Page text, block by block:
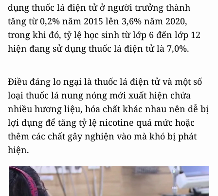
dụng thuốc lá điện tử ở người trưởng thành
tăng từ 0,2% năm 2015 lên 3,6% năm 2020,
trong khi đó, tỷ lệ học sinh từ lớp 6 đến lớp 12
hiện đang sử dụng thuốc lá điện tử là 7,0%.
Điều đáng lo ngại là thuốc lá điện tử và một số
loại thuốc lá nung nóng mới xuất hiện chứa
nhiều hương liệu, hóa chất khác nhau nên dễ bị
lợi dụng để tăng tỷ lệ nicotine quá mức hoặc
thêm các chất gây nghiện vào mà khó bị phát
hiện.